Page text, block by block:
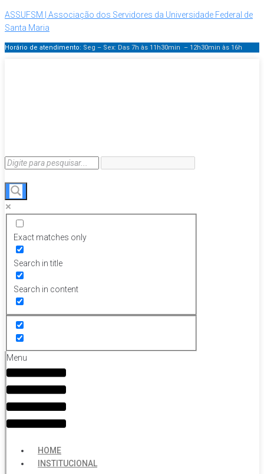
ASSUFSM | Associação dos Servidores da Universidade Federal de
Santa Maria
Horário de atendimento: Seg – Sex: Das 7h às 11h30min – 12h30min às 16h
Exact matches only
Search in title
Search in content
Menu
HOME
INSTITUCIONAL